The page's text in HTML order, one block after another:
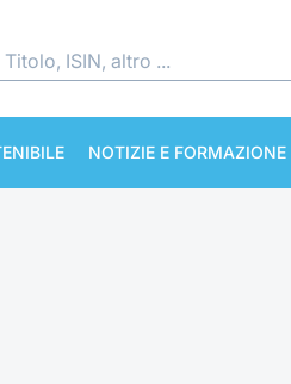
NOTIZIE E FORMAZIONE